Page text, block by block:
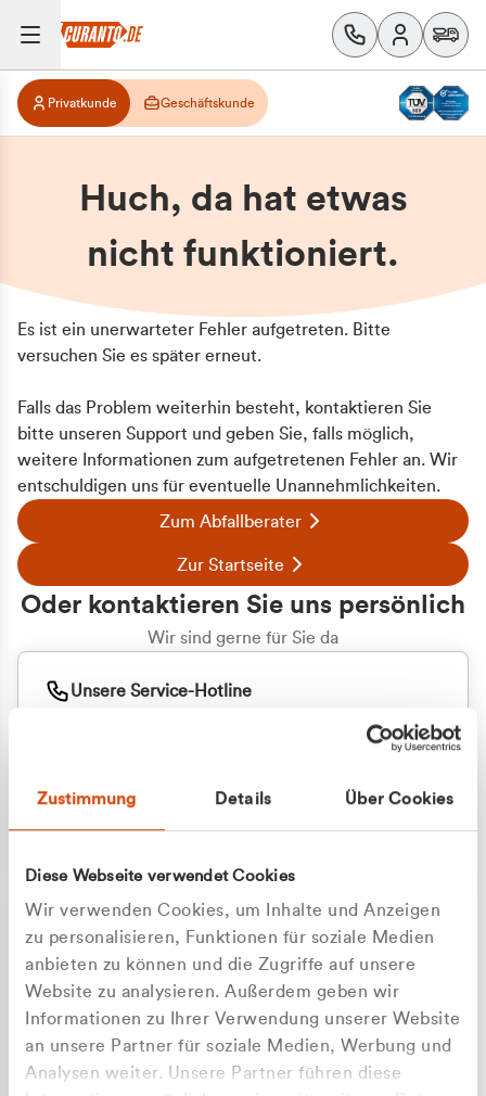
Zustimmung Details Über Cookies
Diese Webseite verwendet Cookies
Wir verwenden Cookies, um Inhalte und Anzeigen
zu personalisieren, Funktionen für soziale Medien
anbieten zu können und die Zugriffe auf unsere
Website zu analysieren. Außerdem geben wir
Informationen zu Ihrer Verwendung unserer Website
an unsere Partner für soziale Medien, Werbung und
Analysen weiter. Unsere Partner führen diese
Privatkunde Geschäftskunde
Huch, da hat etwas
nicht funktioniert.
Es ist ein unerwarteter Fehler aufgetreten. Bitte
versuchen Sie es später erneut.
Falls das Problem weiterhin besteht, kontaktieren Sie
bitte unseren Support und geben Sie, falls möglich,
weitere Informationen zum aufgetretenen Fehler an. Wir
entschuldigen uns für eventuelle Unannehmlichkeiten.
Zum Abfallberater
Zur Startseite
Oder kontaktieren Sie uns persönlich
Wir sind gerne für Sie da
Unsere Service-Hotline
+49 177 8376058
Apilash Balanesan